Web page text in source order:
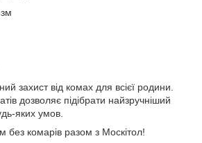
захист від комах для всієї родини.
дозволяє підібрати найзручніший
яких умов.
без комарів разом з Москітол!